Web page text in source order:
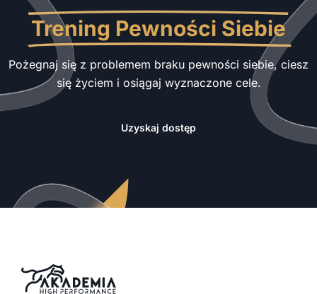
Trening Pewności Siebie
Pożegnaj się z problemem braku pewności siebie, ciesz
się życiem i osiągaj wyznaczone cele.
Uzyskaj dostęp